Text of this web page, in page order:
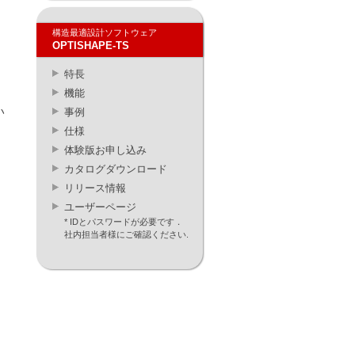
構造最適設計ソフトウェア
OPTISHAPE-TS
特長
機能
事例
仕様
体験版お申し込み
カタログダウンロード
リリース情報
ユーザーページ
* IDとパスワードが必要です．
社内担当者様にご確認ください.